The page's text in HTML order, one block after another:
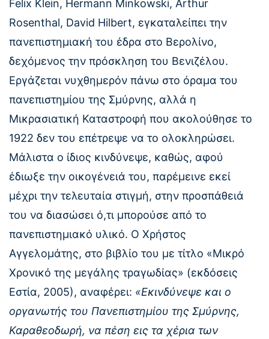
Felix Klein, Hermann Minkowski, Arthur
Rosenthal, David Hilbert, εγκαταλείπει την
πανεπιστημιακή του έδρα στο Βερολίνο,
δεχόμενος την πρόσκληση του Βενιζέλου.
Εργάζεται νυχθημερόν πάνω στο όραμα του
πανεπιστημίου της Σμύρνης, αλλά η
Μικρασιατική Καταστροφή που ακολούθησε το
1922 δεν του επέτρεψε να το ολοκληρώσει.
Μάλιστα ο ίδιος κινδύνεψε, καθώς, αφού
έδιωξε την οικογένειά του, παρέμεινε εκεί
μέχρι την τελευταία στιγμή, στην προσπάθειά
του να διασώσει ό,τι μπορούσε από το
πανεπιστημιακό υλικό. Ο Χρήστος
Αγγελομάτης, στο βιβλίο του με τίτλο «Μικρό
Χρονικό της μεγάλης τραγωδίας» (εκδόσεις
Εστία, 2005), αναφέρει: «Εκινδύνεψε και ο
οργανωτής του Πανεπιστημίου της Σμύρνης,
Καραθεοδωρή, να πέση εις τα χέρια των